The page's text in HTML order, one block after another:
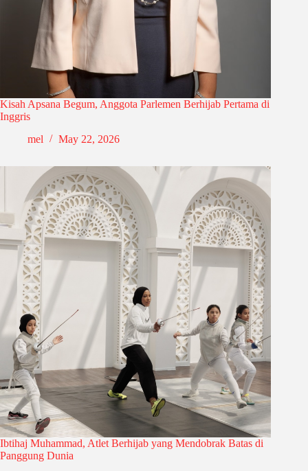
Kisah Apsana Begum, Anggota Parlemen Berhijab Pertama di
Inggris
mel
May 22, 2026
Ibtihaj Muhammad, Atlet Berhijab yang Mendobrak Batas di
Panggung Dunia